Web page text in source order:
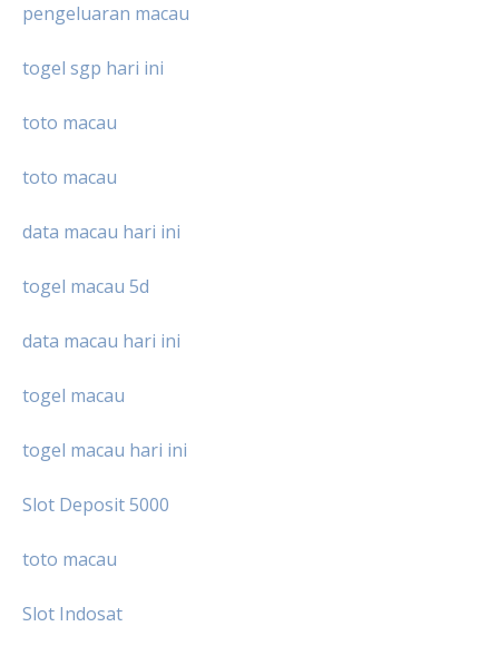
pengeluaran macau
togel sgp hari ini
toto macau
toto macau
data macau hari ini
togel macau 5d
data macau hari ini
togel macau
togel macau hari ini
Slot Deposit 5000
toto macau
Slot Indosat